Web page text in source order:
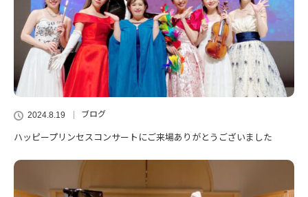
2024.8.19 ブログ
ハッピープリンセスコンサートにご来場ありがとうございました